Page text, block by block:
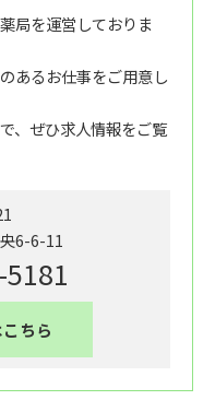
局を運営しておりま
あるお仕事をご用意し
、ぜひ求人情報をご覧
6-6-11
ちら